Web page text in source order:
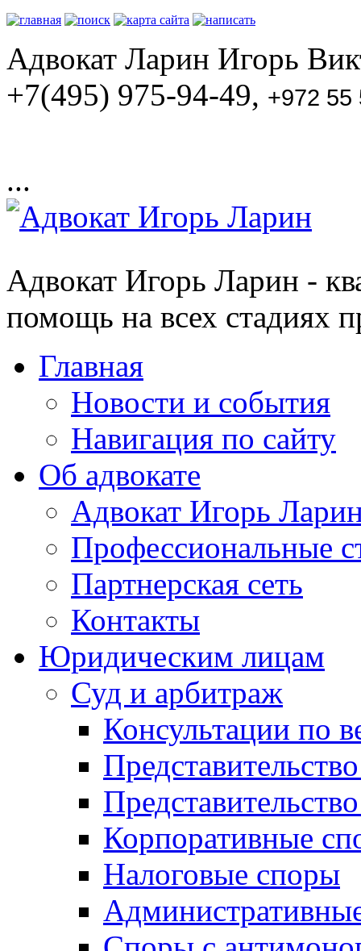
Адвокат Ларин Игорь
+7(495) 975-94-49, +972 55
...
Адвокат Игорь Ларин -
помощь на всех стадиях
Главная
Новости и события
Навигация по сайту
Об адвокате
Адвокат Игорь
Профессиональные
Партнерская сеть
Контакты
Юридическим лицам
Суд и арбитраж
Консультации по
Корпоративные
Налоговые споры